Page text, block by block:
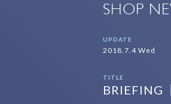
SHOP
UPDATE
2018.7.4 Wed
TITLE
BRIEFING